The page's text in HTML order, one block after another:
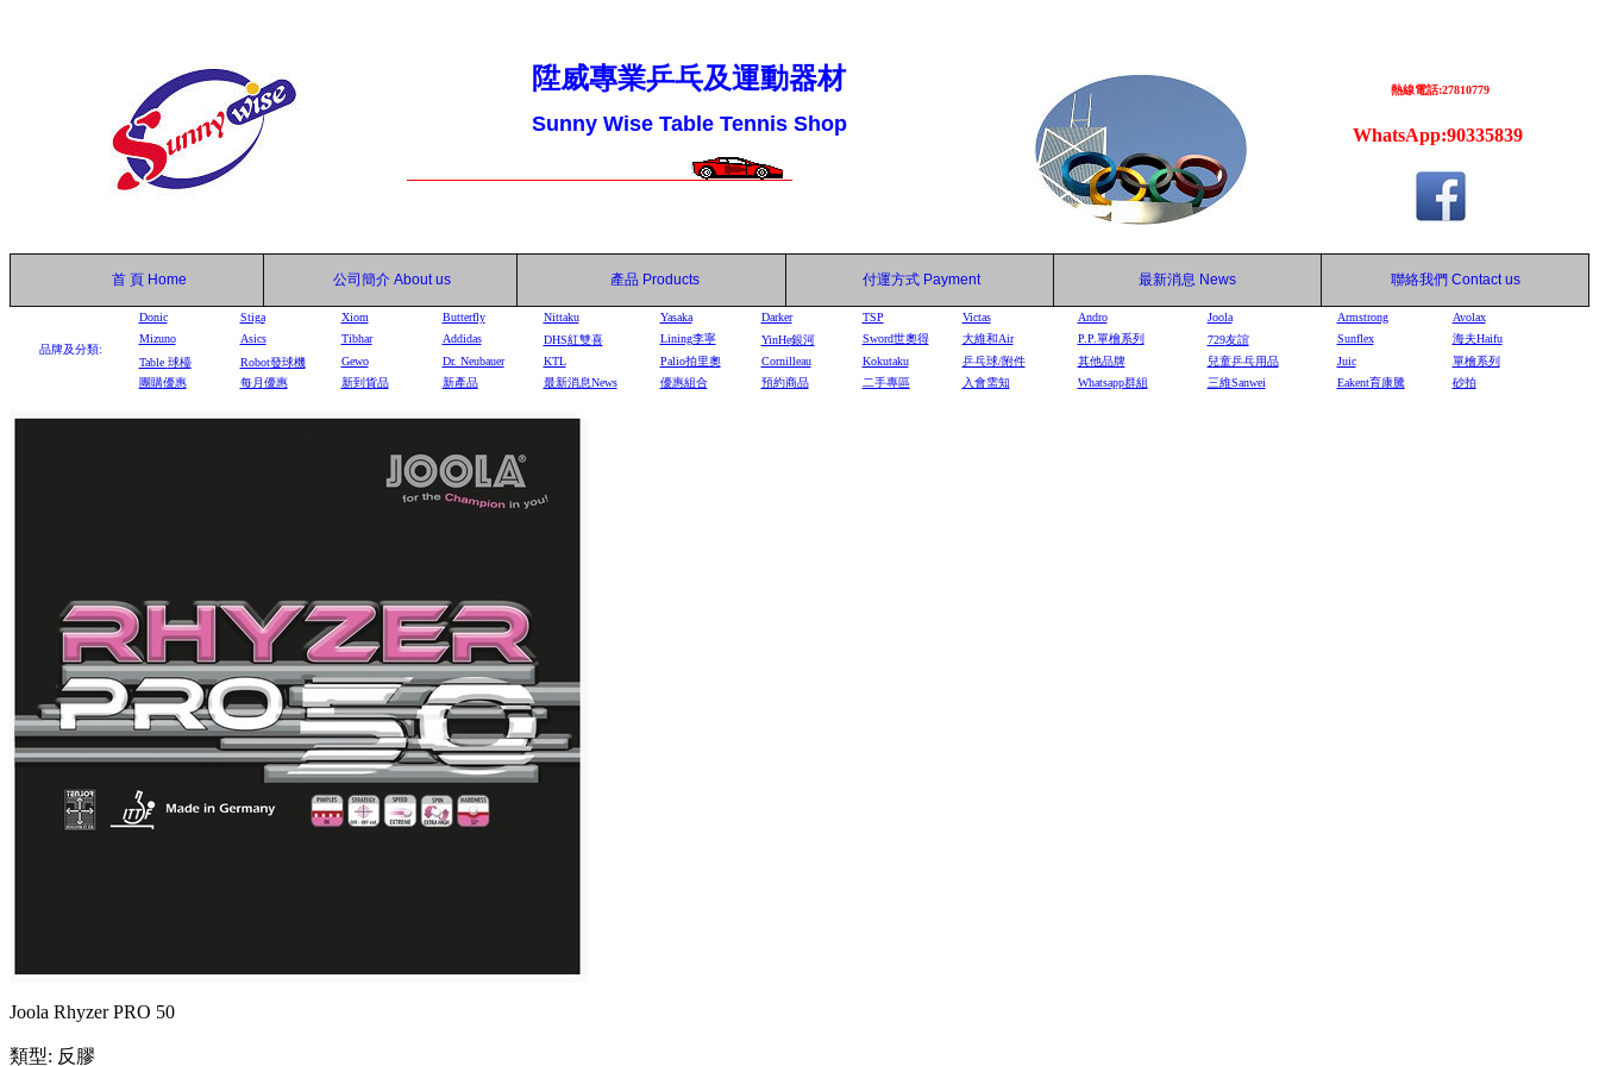
陞威專業乒乓及運動器材
Sunny Wise Table Tennis Shop
熱線電話:27810779
WhatsApp:90335839
首 頁 Home 公司簡介 About us 產品 Products 付運方式 Payment 最新消息 News 聯絡我們 Contact us
品牌及分類:
Donic Stiga Xiom Butterfly Nittaku Yasaka Darker TSP Victas Andro Joola Armstrong
Avolax
Mizuno
Asics Tibhar Addidas DHS紅雙喜 Lining李寧 YinHe銀河 Sword世奧得 大維和Air P.P.單檜系列 729友誼 Sunflex
海夫Haifu
Table 球檯 Robot發球機 Gewo Dr. Neubauer KTL Palio拍里奧 Cornilleau Kokutaku 乒乓球/附件 其他品牌 兒童乒乓用品 Juic
單檜系列
團購優惠
每月優惠 新到貨品 新產品 最新消息News 優惠組合 預約商品 二手專區 入會需知 Whatsapp群組 三維Sanwei Eakent育康騰 砂拍
Joola Rhyzer PRO 50
類型: 反膠